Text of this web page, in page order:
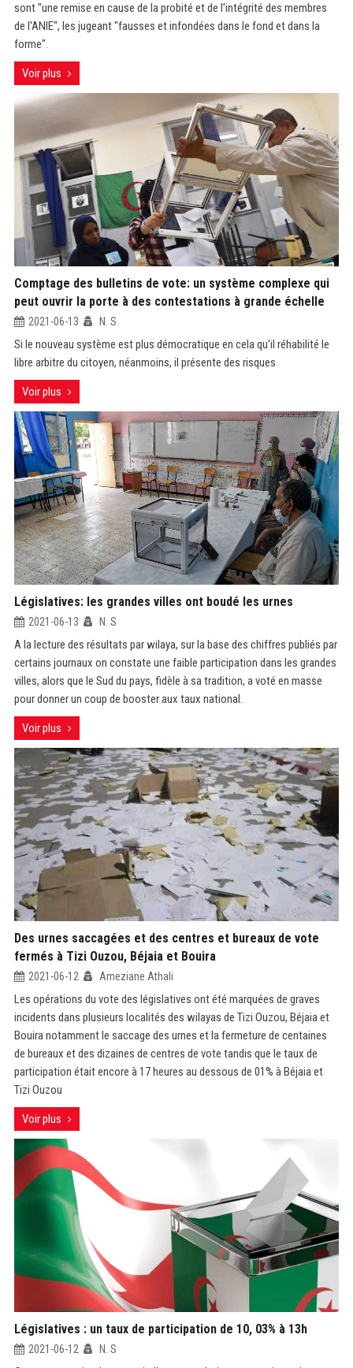
sont "une remise en cause de la probité et de l'intégrité des membres
de l'ANIE", les jugeant "fausses et infondées dans le fond et dans la
forme".
Voir plus
Comptage des bulletins de vote: un système complexe qui
peut ouvrir la porte à des contestations à grande échelle
2021-06-13 N. S
Si le nouveau système est plus démocratique en cela qu'il réhabilité le
libre arbitre du citoyen, néanmoins, il présente des risques
Voir plus
Législatives: les grandes villes ont boudé les urnes
2021-06-13 N. S
A la lecture des résultats par wilaya, sur la base des chiffres publiés par
certains journaux on constate une faible participation dans les grandes
villes, alors que le Sud du pays, fidèle à sa tradition, a voté en masse
pour donner un coup de booster aux taux national.
Voir plus
Des urnes saccagées et des centres et bureaux de vote
fermés à Tizi Ouzou, Béjaia et Bouira
2021-06-12 Ameziane Athali
Les opérations du vote des législatives ont été marquées de graves
incidents dans plusieurs localités des wilayas de Tizi Ouzou, Béjaia et
Bouira notamment le saccage des urnes et la fermeture de centaines
de bureaux et des dizaines de centres de vote tandis que le taux de
participation était encore à 17 heures au dessous de 01% à Béjaia et
Tizi Ouzou
Voir plus
Législatives : un taux de participation de 10, 03% à 13h
2021-06-12 N. S